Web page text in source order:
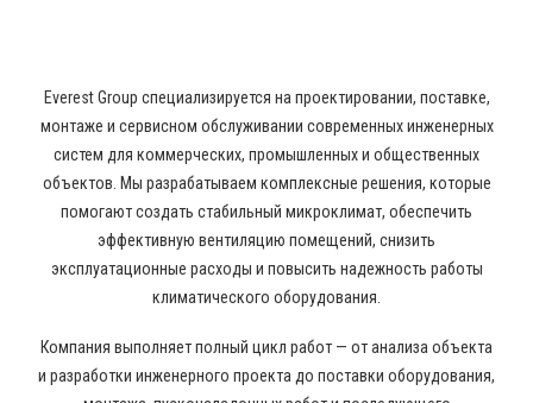
Everest Group специализируется на проектировании, поставке,
монтаже и сервисном обслуживании современных инженерных
систем для коммерческих, промышленных и общественных
объектов. Мы разрабатываем комплексные решения, которые
помогают создать стабильный микроклимат, обеспечить
эффективную вентиляцию помещений, снизить
эксплуатационные расходы и повысить надежность работы
климатического оборудования.
Компания выполняет полный цикл работ — от анализа объекта
и разработки инженерного проекта до поставки оборудования,